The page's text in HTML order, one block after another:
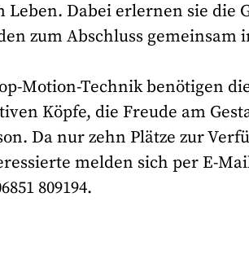
Leben. Dabei erlernen sie die
zum Abschluss gemeinsam
Motion-Technik benötigen
Köpfe, die Freude am
Da nur zehn Plätze zur
melden sich per E-
809194.